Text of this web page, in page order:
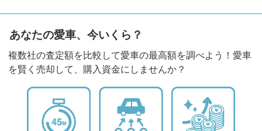
あなたの愛車、今いくら？
複数社の査定額を比較して愛車の最高額を調べよう！愛車
を賢く売却して、購入資金にしませんか？